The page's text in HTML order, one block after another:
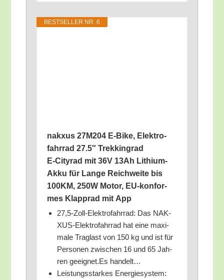
BEST­SEL­LER NR. 6
nak­xus 27M204 E‑Bike, Elek­tro­
fahr­rad 27.5″ Trek­king­rad
E‑Cityrad mit 36V 13Ah Lithi­um-
Akku für Lan­ge Reich­wei­te bis
100KM, 250W Motor, EU-kon­for­
mes Klapp­rad mit App
27,5‑Zoll-Elektrofahrrad: Das NAK­
XUS-Elek­tro­fahr­rad hat eine maxi­
ma­le Trag­last von 150 kg und ist für
Per­so­nen zwi­schen 16 und 65 Jah­
ren geeignet.Es handelt…
Leis­tungs­star­kes Ener­gie­sys­tem: